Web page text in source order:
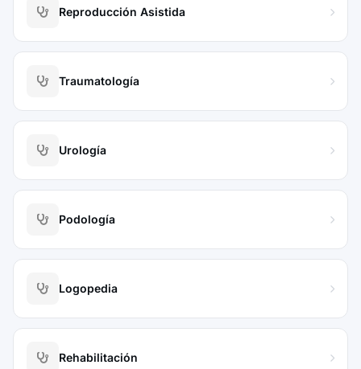
Reproducción Asistida
Traumatología
Urología
Podología
Logopedia
Rehabilitación